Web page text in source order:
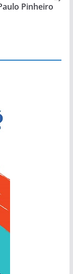
Pinheiro